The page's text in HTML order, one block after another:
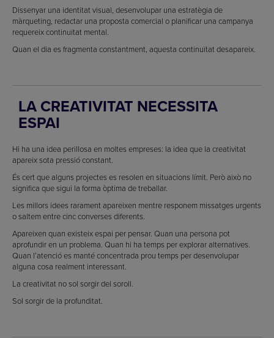
Dissenyar una identitat visual, desenvolupar una estratègia de
màrqueting, redactar una proposta comercial o planificar una campanya
requereix continuïtat mental.
Quan el dia es fragmenta constantment, aquesta continuïtat desapareix.
LA CREATIVITAT NECESSITA
ESPAI
Hi ha una idea perillosa en moltes empreses: la idea que la creativitat
apareix sota pressió constant.
És cert que alguns projectes es resolen en situacions límit. Però això no
significa que sigui la forma òptima de treballar.
Les millors idees rarament apareixen mentre responem missatges urgents
o saltem entre cinc converses diferents.
Apareixen quan existeix espai per pensar. Quan una persona pot
aprofundir en un problema. Quan hi ha temps per explorar alternatives.
Quan l’atenció es manté concentrada prou temps per desenvolupar
alguna cosa realment interessant.
La creativitat no sol sorgir del soroll.
Sol sorgir de la profunditat.